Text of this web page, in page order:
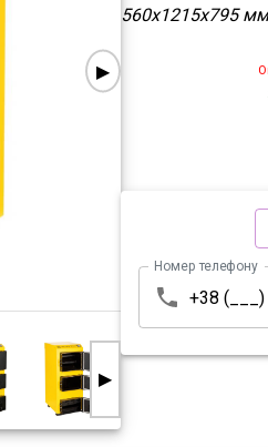
▶
▶
560x1215x795
Номер телефону